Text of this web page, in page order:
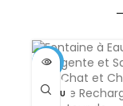
-19%
VENDU